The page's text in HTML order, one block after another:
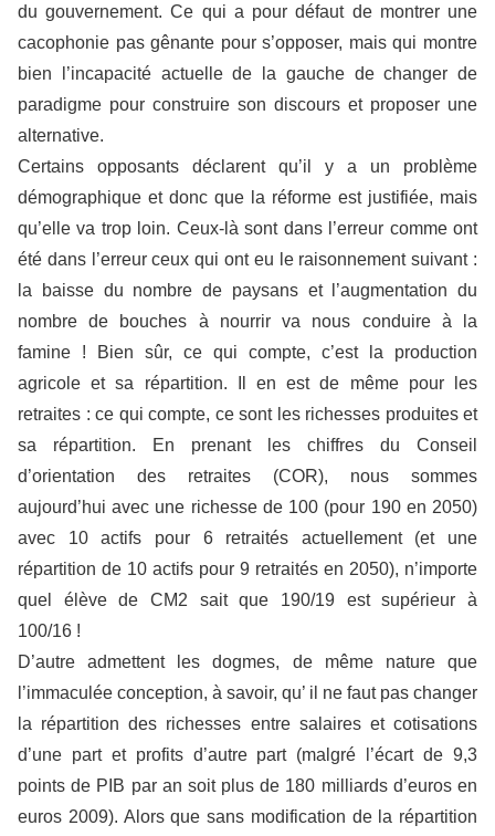
du gouvernement. Ce qui a pour défaut de montrer une
cacophonie pas gênante pour s’opposer, mais qui montre
bien l’incapacité actuelle de la gauche de changer de
paradigme pour construire son discours et proposer une
alternative.
Certains opposants déclarent qu’il y a un problème
démographique et donc que la réforme est justifiée, mais
qu’elle va trop loin. Ceux-là sont dans l’erreur comme ont
été dans l’erreur ceux qui ont eu le raisonnement suivant :
la baisse du nombre de paysans et l’augmentation du
nombre de bouches à nourrir va nous conduire à la
famine ! Bien sûr, ce qui compte, c’est la production
agricole et sa répartition. Il en est de même pour les
retraites : ce qui compte, ce sont les richesses produites et
sa répartition. En prenant les chiffres du Conseil
d’orientation des retraites (COR), nous sommes
aujourd’hui avec une richesse de 100 (pour 190 en 2050)
avec 10 actifs pour 6 retraités actuellement (et une
répartition de 10 actifs pour 9 retraités en 2050), n’importe
quel élève de CM2 sait que 190/19 est supérieur à
100/16 !
D’autre admettent les dogmes, de même nature que
l’immaculée conception, à savoir, qu’ il ne faut pas changer
la répartition des richesses entre salaires et cotisations
d’une part et profits d’autre part (malgré l’écart de 9,3
points de PIB par an soit plus de 180 milliards d’euros en
euros 2009). Alors que sans modification de la répartition